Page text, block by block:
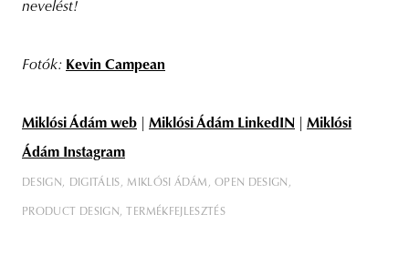
nevelést!
Fotók: Kevin Campean
Miklósi Ádám web Miklósi Ádám LinkedIN
Miklósi
Ádám Instagram
DESIGN DIGITÁLIS MIKLÓSI ÁDÁM OPEN DESIGN
PRODUCT DESIGN TERMÉKFEJLESZTÉS